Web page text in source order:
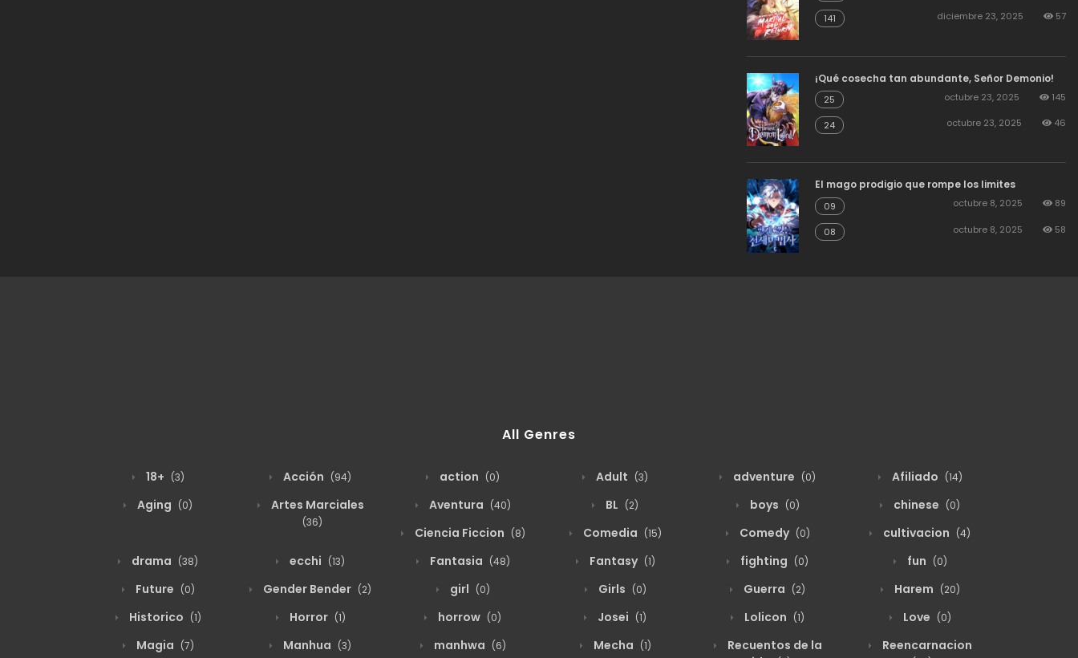
141 diciembre 23, 2025 57
¡Qué cosecha tan abundante, Señor Demonio!
25 octubre 23, 2025 145
24 octubre 23, 2025 46
El mago prodigio que rompe los limites
09 octubre 8, 2025 89
08 octubre 8, 2025 58
All Genres
18+ (3) Acción (94) action (0) Adult (3) adventure (0) Afiliado (14)
Aging (0) Artes Marciales
(36)
Aventura (40) BL (2) boys (0) chinese (0)
Ciencia Ficcion (8) Comedia (15) Comedy (0) cultivacion (4)
drama (38) ecchi (13) Fantasia (48) Fantasy (1) fighting (0) fun (0)
Future (0) Gender Bender (2) girl (0) Girls (0) Guerra (2) Harem (20)
Historico (1) Horror (1) horrow (0) Josei (1) Lolicon (1) Love (0)
Magia (7) Manhua (3) manhwa (6) Mecha (1)
Recuentos de la
Reencarnacion